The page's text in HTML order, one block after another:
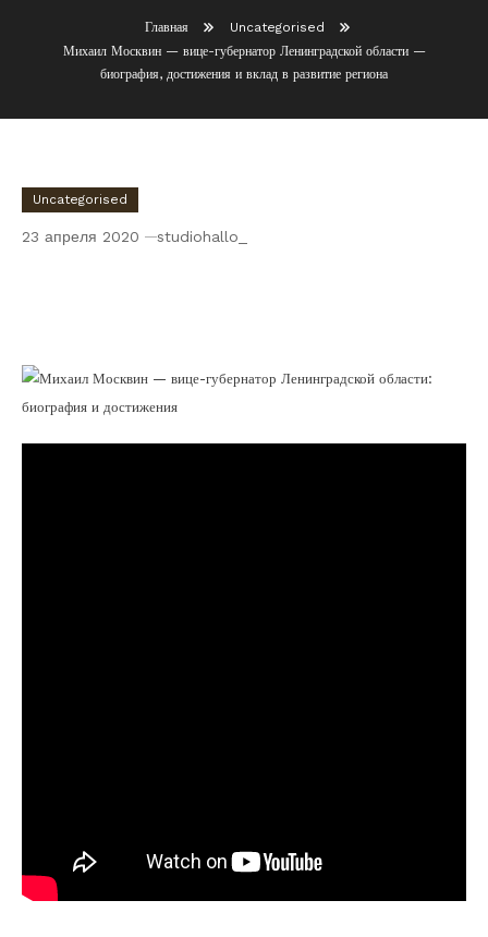
Главная
Uncategorised
Михаил Москвин — вице-губернатор Ленинградской области —
биография, достижения и вклад в развитие региона
Uncategorised
23 апреля 2020 studiohallo_